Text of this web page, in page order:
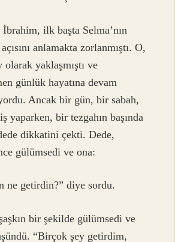
İbrahim, ilk başta Selma’nın
anlamakta zorlanmıştı. O,
olarak yaklaşmıştı ve
günlük hayatına devam
Ancak bir gün, bir sabah,
yaparken, bir tezgahın başında
dikkatini çekti. Dede,
gülümsedi ve ona:
ne getirdin?” diye sordu.
bir şekilde gülümsedi ve
“Birçok şey getirdim,